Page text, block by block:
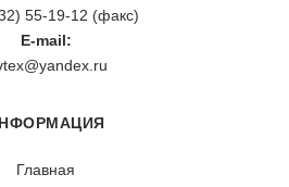
55-19-12 (факс)
E-mail:
Главная